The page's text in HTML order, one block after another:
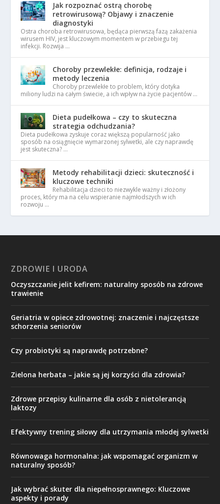
Jak rozpoznać ostrą chorobę
retrowirusową? Objawy i znaczenie
diagnostyki
Ostra choroba retrowirusowa, będąca pierwszą fazą zakażenia
wirusem HIV, jest kluczowym momentem w przebiegu tej
infekcji. Rozwija …
Choroby przewlekłe: definicja, rodzaje i
metody leczenia
Choroby przewlekłe to problem, który dotyka
miliony ludzi na całym świecie, a ich wpływ na życie pacjentów …
Dieta pudełkowa – czy to skuteczna
strategia odchudzania?
Dieta pudełkowa zyskuje coraz większą popularność jako
sposób na osiągnięcie wymarzonej sylwetki, ale czy naprawdę
jest skuteczna? …
Metody rehabilitacji dzieci: skuteczność i
kluczowe techniki
Rehabilitacja dzieci to niezwykle ważny i złożony
proces, który ma na celu wspieranie najmłodszych w ich
rozwoju …
ZDROWIE I URODA
Oczyszczanie jelit kefirem: naturalny sposób na zdrowe
trawienie
Geriatria w opiece zdrowotnej: znaczenie i najczęstsze
schorzenia seniorów
Czy probiotyki są naprawdę potrzebne?
Zielona herbata – jakie są jej korzyści dla zdrowia?
Zdrowe przepisy kulinarne dla osób z nietolerancją
laktozy
Efektywny trening siłowy dla utrzymania młodej sylwetki
Równowaga hormonalna: jak wspomagać organizm w
naturalny sposób?
Jak wybrać skuter dla niepełnosprawnego: Kluczowe
aspekty i porady